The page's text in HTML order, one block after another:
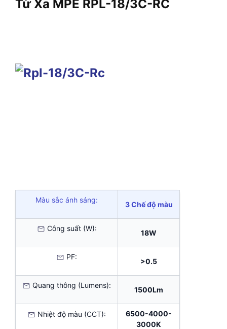
Từ Xa MPE RPL-18/3C-RC
Màu sắc ánh sáng:
3 Chế độ màu
Công suất (W):
18W
PF:
>0.5
Quang thông (Lumens):
1500Lm
Nhiệt độ màu (CCT):
6500-4000-
3000K